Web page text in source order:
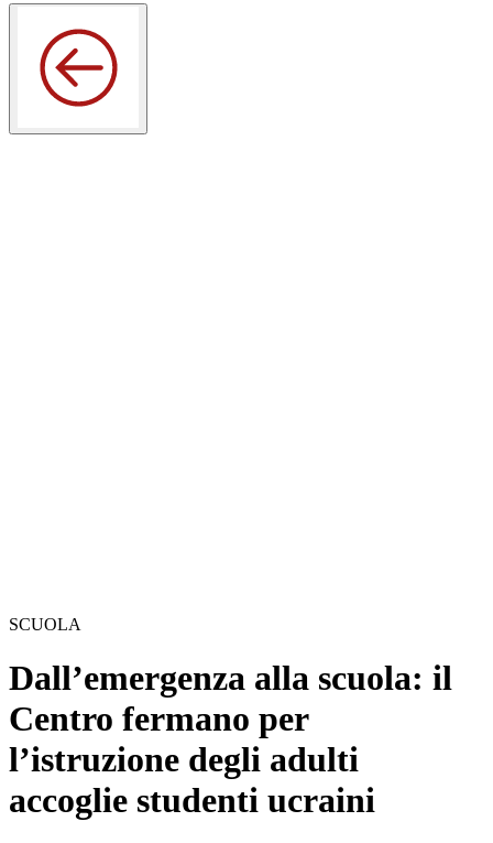
SCUOLA
Dall’emergenza alla scuola: il
Centro fermano per
l’istruzione degli adulti
accoglie studenti ucraini